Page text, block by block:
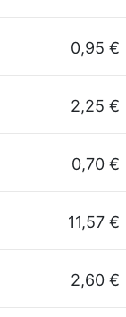
0,95 €
2,25 €
0,70 €
11,57 €
2,60 €